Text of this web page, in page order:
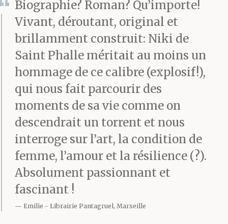
Biographie? Roman? Qu’importe!
Vivant, déroutant, original et
brillamment construit: Niki de
Saint Phalle méritait au moins un
hommage de ce calibre (explosif!),
qui nous fait parcourir des
moments de sa vie comme on
descendrait un torrent et nous
interroge sur l’art, la condition de
femme, l’amour et la résilience (?).
Absolument passionnant et
fascinant !
Emilie Librairie Pantagruel, Marseille